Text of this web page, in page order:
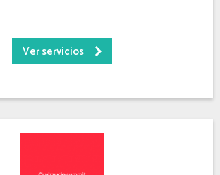
Ver servicios